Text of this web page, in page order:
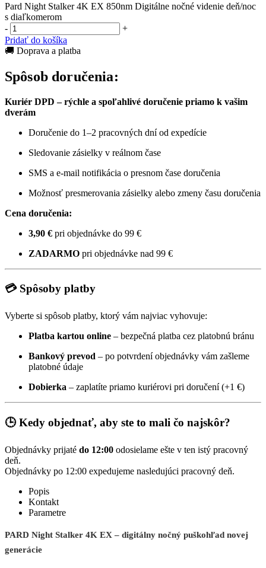
Pard Night Stalker 4K EX 850nm Digitálne nočné videnie deň/noc
s diaľkomerom
-
+
Pridať do košíka
🚚 Doprava a platba
Spôsob doručenia:
Kuriér DPD – rýchle a spoľahlivé doručenie priamo k vašim
dverám
Doručenie do 1–2 pracovných dní od expedície
Sledovanie zásielky v reálnom čase
SMS a e-mail notifikácia o presnom čase doručenia
Možnosť presmerovania zásielky alebo zmeny času doručenia
Cena doručenia:
3,90 € pri objednávke do 99 €
ZADARMO pri objednávke nad 99 €
💳 Spôsoby platby
Vyberte si spôsob platby, ktorý vám najviac vyhovuje:
Platba kartou online – bezpečná platba cez platobnú bránu
Bankový prevod – po potvrdení objednávky vám zašleme
platobné údaje
Dobierka – zaplatíte priamo kuriérovi pri doručení (+1 €)
🕒 Kedy objednať, aby ste to mali čo najskôr?
Objednávky prijaté do 12:00 odosielame ešte v ten istý pracovný
deň.
Objednávky po 12:00 expedujeme nasledujúci pracovný deň.
Popis
Kontakt
Parametre
PARD Night Stalker 4K EX – digitálny nočný puškohľad novej
generácie